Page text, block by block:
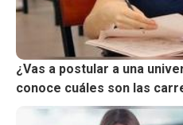
¿Vas a postular a una
conoce cuáles son las